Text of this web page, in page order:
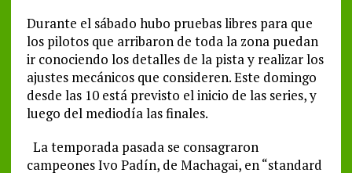
Durante el sábado hubo pruebas libres para que
los pilotos que arribaron de toda la zona puedan
ir conociendo los detalles de la pista y realizar los
ajustes mecánicos que consideren. Este domingo
desde las 10 está previsto el inicio de las series, y
luego del mediodía las finales.
La temporada pasada se consagraron
campeones Ivo Padín, de Machagai, en “standard